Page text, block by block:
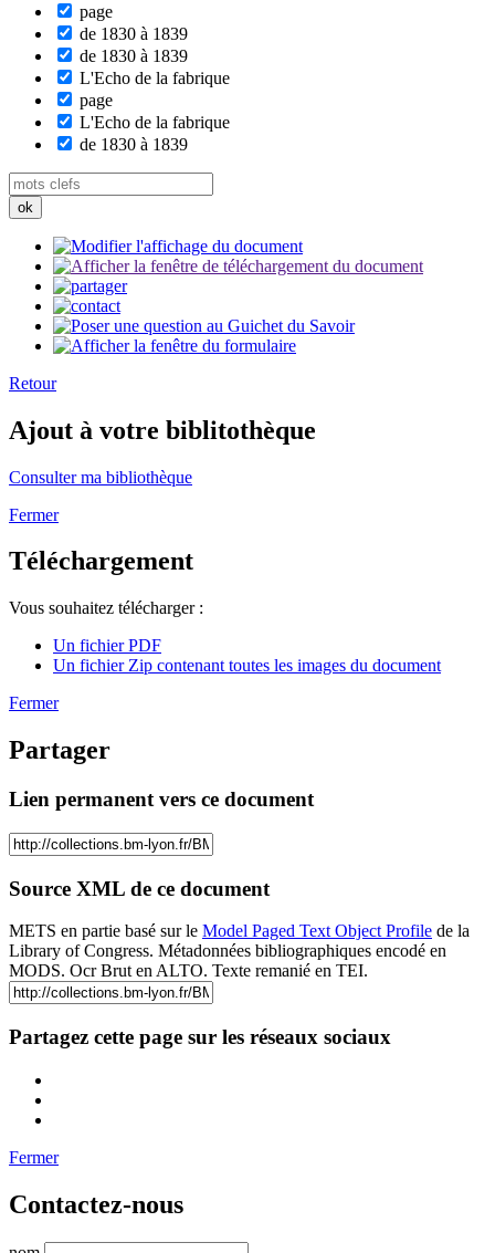
page
de 1830 à 1839
de 1830 à 1839
L'Echo de la fabrique
page
L'Echo de la fabrique
de 1830 à 1839
Retour
Ajout à votre biblitothèque
Consulter ma bibliothèque
Fermer
Téléchargement
Vous souhaitez télécharger :
Un fichier PDF
Un fichier Zip contenant toutes les images du document
Fermer
Partager
Lien permanent vers ce document
Source XML de ce document
METS en partie basé sur le Model Paged Text Object Profile de la
Library of Congress. Métadonnées bibliographiques encodé en
MODS. Ocr Brut en ALTO. Texte remanié en TEI.
Partagez cette page sur les réseaux sociaux
Fermer
Contactez-nous